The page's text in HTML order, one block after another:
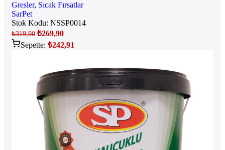
Gresler, Sıcak Fırsatlar
SarPet
Stok Kodu: NSSP0014
₺319,90 ₺269,90
Sepette: ₺242,91